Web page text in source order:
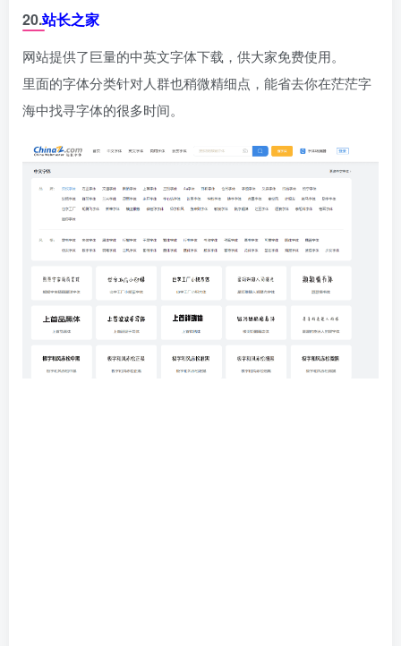
20.站长之家
网站提供了巨量的中英文字体下载，供大家免费使用。
里面的字体分类针对人群也稍微精细点，能省去你在茫茫字
海中找寻字体的很多时间。